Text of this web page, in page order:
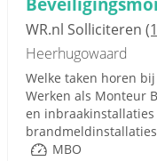
WR.nl Solliciteren
Heerhugowaard
Welke taken horen
Werken als Monteur
en
MBO